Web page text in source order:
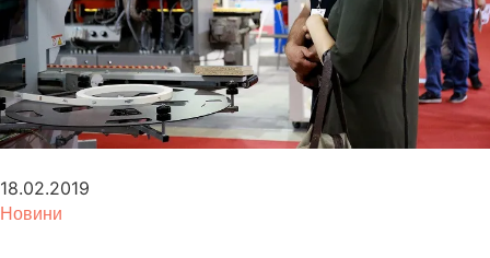
18.02.2019
Новини